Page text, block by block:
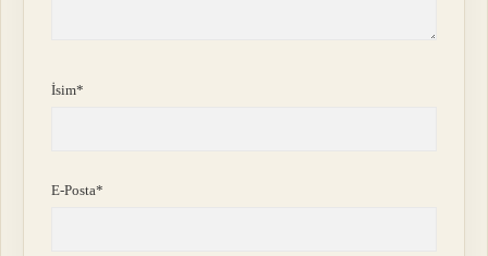
İsim*
E-Posta*